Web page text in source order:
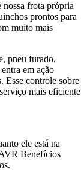
frota própria
prontos para
muito mais
pneu furado,
em ação
Esse controle sobre
mais eficiente
ele está na
Benefícios